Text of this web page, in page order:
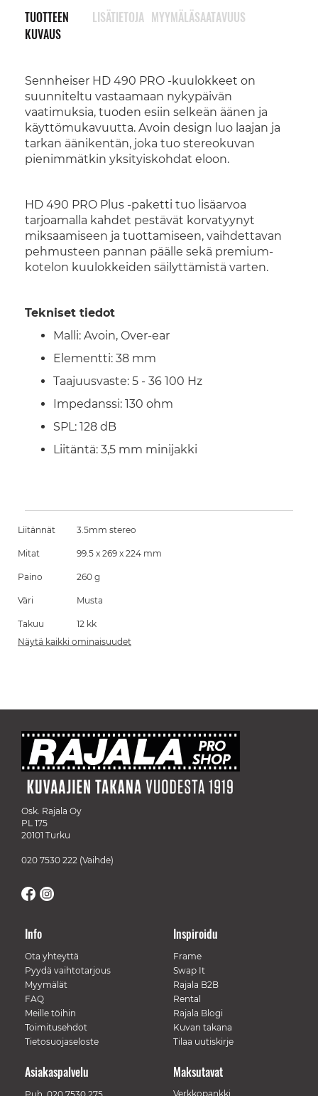
TUOTTEEN
KUVAUS
Sennheiser HD 490 PRO -kuulokkeet on
suunniteltu vastaamaan nykypäivän
vaatimuksia, tuoden esiin selkeän äänen ja
käyttömukavuutta. Avoin design luo laajan ja
tarkan äänikentän, joka tuo stereokuvan
pienimmätkin yksityiskohdat eloon.
HD 490 PRO Plus -paketti tuo lisäarvoa
tarjoamalla kahdet pestävät korvatyynyt
miksaamiseen ja tuottamiseen, vaihdettavan
pehmusteen pannan päälle sekä premium-
kotelon kuulokkeiden säilyttämistä varten.
Tekniset tiedot
Malli: Avoin, Over-ear
Elementti: 38 mm
Taajuusvaste: 5 - 36 100 Hz
Impedanssi: 130 ohm
SPL: 128 dB
Liitäntä: 3,5 mm minijakki
LISÄTIETOJA MYYMÄLÄSAATAVUUS
Liitännät 3.5mm stereo
Mitat 99.5 x 269 x 224 mm
Paino 260 g
Väri Musta
Takuu
12 kk
Näytä kaikki ominaisuudet
Osk. Rajala Oy
PL 175
20101 Turku
020 7530 222 (Vaihde)
Info
Ota yhteyttä
Pyydä vaihtotarjous
Myymälät
FAQ
Meille töihin
Toimitusehdot
Tietosuojaseloste
Inspiroidu
Frame
Swap It
Rajala B2B
Rental
Rajala Blogi
Kuvan takana
Tilaa uutiskirje
Maksutavat
Verkkopankki
Asiakaspalvelu